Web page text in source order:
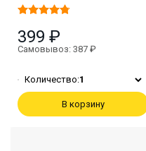
399 ₽
Самовывоз: 387 ₽
Количество:1
В корзину